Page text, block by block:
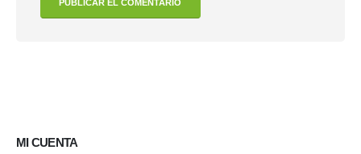
MI CUENTA